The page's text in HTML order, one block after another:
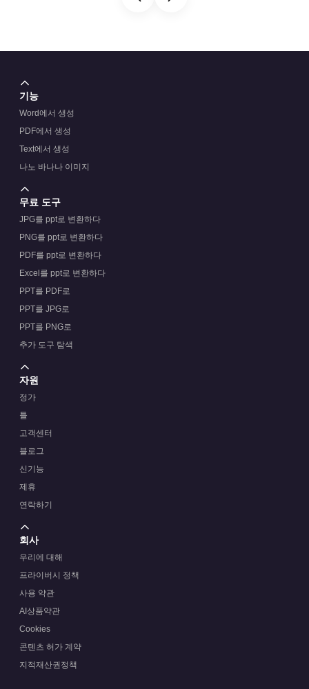
기능
Word에서 생성
PDF에서 생성
Text에서 생성
나노 바나나 이미지
무료 도구
JPG를 ppt로 변환하다
PNG를 ppt로 변환하다
PDF를 ppt로 변환하다
Excel를 ppt로 변환하다
PPT를 PDF로
PPT를 JPG로
PPT를 PNG로
추가 도구 탐색
자원
정가
틀
고객센터
블로그
신기능
제휴
연락하기
회사
우리에 대해
프라이버시 정책
사용 약관
AI상품약관
Cookies
콘텐츠 허가 계약
지적재산권정책